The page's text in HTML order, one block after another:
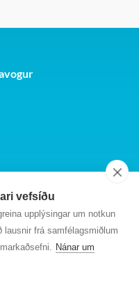
vefsíðu
upplýsingar um notkun
lausnir frá samfélagsmiðlum
Nánar um